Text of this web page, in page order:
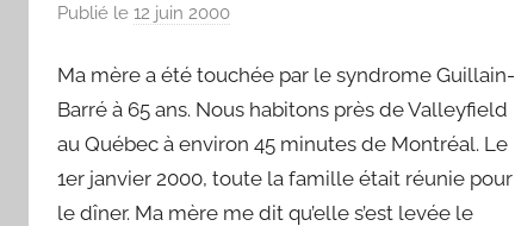
Publié le 12 juin 2000
r
F
r
Ma mère a été touchée par le syndrome Guillain-
Barré à 65 ans. Nous habitons près de Valleyfield
au Québec à environ 45 minutes de Montréal. Le
1er janvier 2000, toute la famille était réunie pour
le dîner. Ma mère me dit qu’elle s’est levée le